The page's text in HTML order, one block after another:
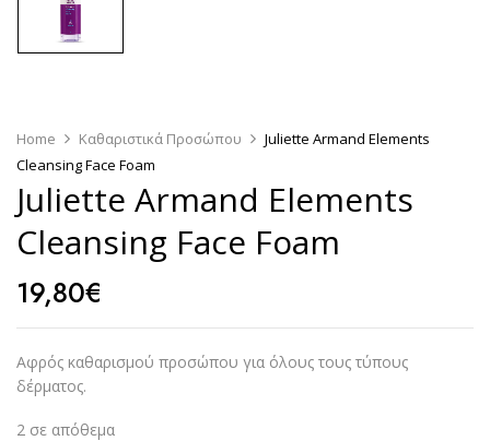
Home Καθαριστικά Προσώπου
Juliette Armand Elements
Cleansing Face Foam
Juliette Armand Elements
Cleansing Face Foam
19,80€
Αφρός καθαρισμού προσώπου για όλους τους τύπους
δέρματος.
2 σε απόθεμα